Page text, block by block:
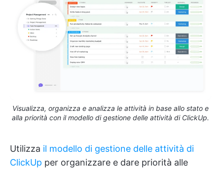
Visualizza, organizza e analizza le attività in base allo stato e
alla priorità con il modello di gestione delle attività di ClickUp.
Utilizza il modello di gestione delle attività di
ClickUp per organizzare e dare priorità alle